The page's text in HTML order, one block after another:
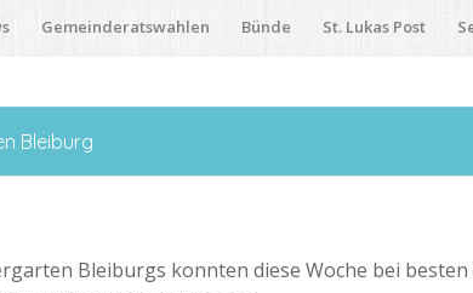
Gemeinderatswahlen Bünde St. Lukas Post
Bleiburg
Bleiburgs konnten diese Woche bei